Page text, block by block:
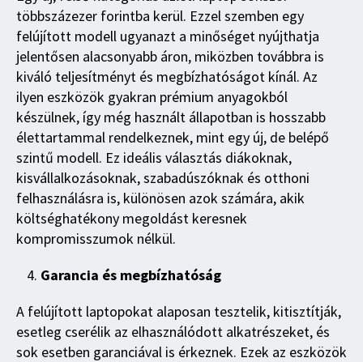
többszázezer forintba kerül. Ezzel szemben egy
felújított modell ugyanazt a minőséget nyújthatja
jelentősen alacsonyabb áron, miközben továbbra is
kiváló teljesítményt és megbízhatóságot kínál. Az
ilyen eszközök gyakran prémium anyagokból
készülnek, így még használt állapotban is hosszabb
élettartammal rendelkeznek, mint egy új, de belépő
szintű modell. Ez ideális választás diákoknak,
kisvállalkozásoknak, szabadúszóknak és otthoni
felhasználásra is, különösen azok számára, akik
költséghatékony megoldást keresnek
kompromisszumok nélkül.
Garancia és megbízhatóság
A felújított laptopokat alaposan tesztelik, kitisztítják,
esetleg cserélik az elhasználódott alkatrészeket, és
sok esetben garanciával is érkeznek. Ezek az eszközök